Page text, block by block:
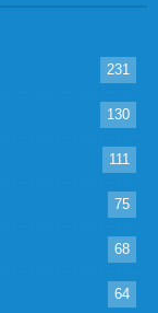
231
130
111
75
68
64